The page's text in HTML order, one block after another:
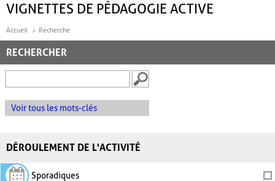
VIGNETTES DE PÉDAGOGIE ACTIVE
Accueil Recherche
RECHERCHER
Voir tous les mots-clés
DÉROULEMENT DE L'ACTIVITÉ
Sporadiques